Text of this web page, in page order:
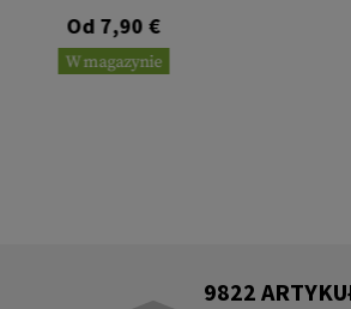
Od 7,90 €
W magazynie
9822